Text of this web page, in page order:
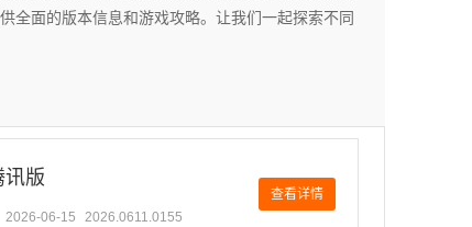
全面的版本信息和游戏攻略。让我们一起探索不同
讯版
2026-06-15 2026.0611.0155
查看详情